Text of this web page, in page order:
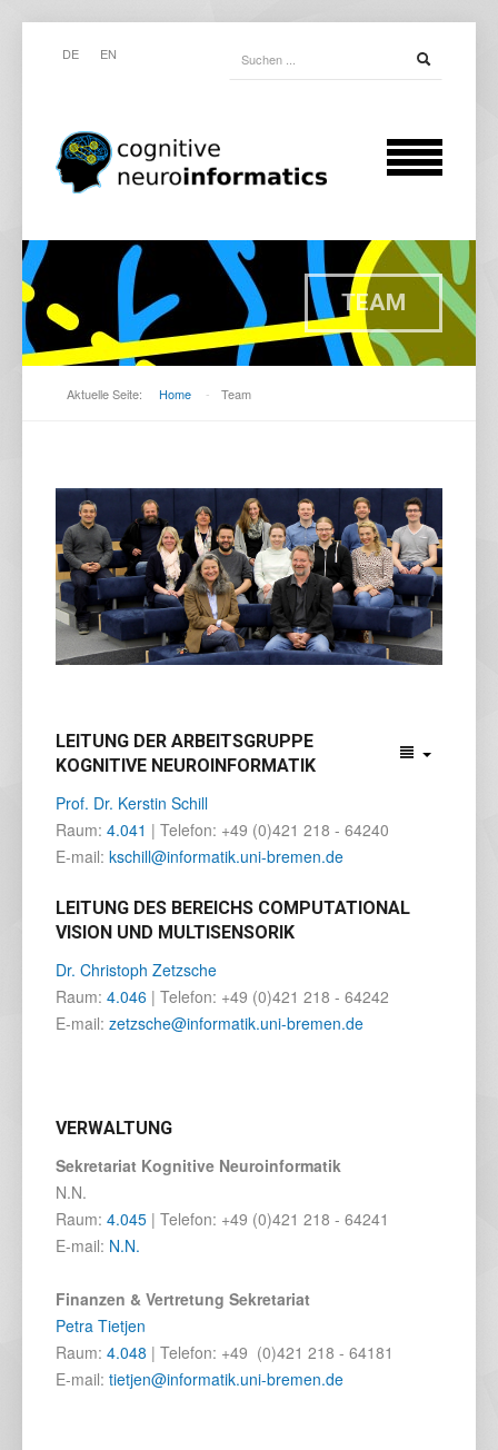
DE EN
TEAM
Aktuelle Seite: Home - Team
LEITUNG DER ARBEITSGRUPPE
KOGNITIVE NEUROINFORMATIK
Prof. Dr. Kerstin Schill
Raum: 4.041 | Telefon: +49 (0)421 218 - 64240
E-mail: kschill@informatik.uni-bremen.de
LEITUNG DES BEREICHS COMPUTATIONAL
VISION UND MULTISENSORIK
Dr. Christoph Zetzsche
Raum: 4.046 | Telefon: +49 (0)421 218 - 64242
E-mail: zetzsche@informatik.uni-bremen.de
VERWALTUNG
Sekretariat Kognitive Neuroinformatik
N.N.
Raum: 4.045 | Telefon: +49 (0)421 218 - 64241
E-mail: N.N.
Finanzen & Vertretung Sekretariat
Petra Tietjen
Raum: 4.048 | Telefon: +49 (0)421 218 - 64181
E-mail: tietjen@informatik.uni-bremen.de